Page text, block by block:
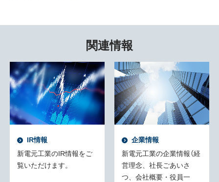
関連情報
IR情報
新電元工業のIR情報をご
覧いただけます。
企業情報
新電元工業の企業情報（経
営理念、社長ごあいさ
つ、会社概要・役員一